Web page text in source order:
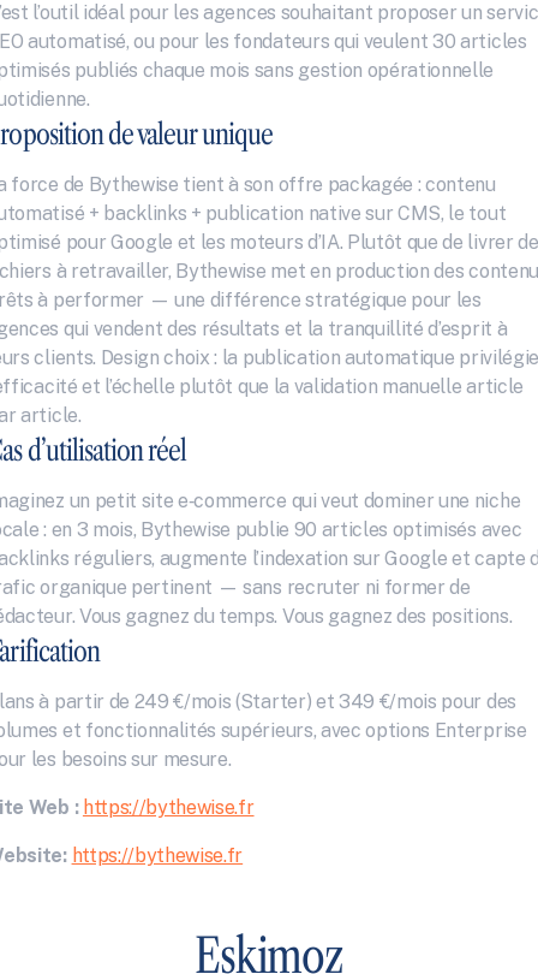
l’outil idéal pour les agences souhaitant proposer un
automatisé, ou pour les fondateurs qui veulent 30 articles
publiés chaque mois sans gestion opérationnelle
de valeur unique
force de Bythewise tient à son offre packagée : contenu
+ backlinks + publication native sur CMS, le tout
pour Google et les moteurs d’IA. Plutôt que de livrer
à retravailler, Bythewise met en production des
à performer — une différence stratégique pour les
qui vendent des résultats et la tranquillité d’esprit à
clients. Design choix : la publication automatique privilégie
et l’échelle plutôt que la validation manuelle article
article.
d’utilisation réel
un petit site e‑commerce qui veut dominer une niche
: en 3 mois, Bythewise publie 90 articles optimisés avec
réguliers, augmente l’indexation sur Google et capte
organique pertinent — sans recruter ni former de
Vous gagnez du temps. Vous gagnez des positions.
à partir de 249 €/mois (Starter) et 349 €/mois pour des
et fonctionnalités supérieurs, avec options Enterprise
les besoins sur mesure.
Web : https://bythewise.fr
https://bythewise.fr
Eskimoz